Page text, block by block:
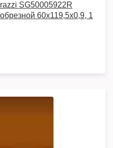
SG50005922R
60x119,5x0,9, 1